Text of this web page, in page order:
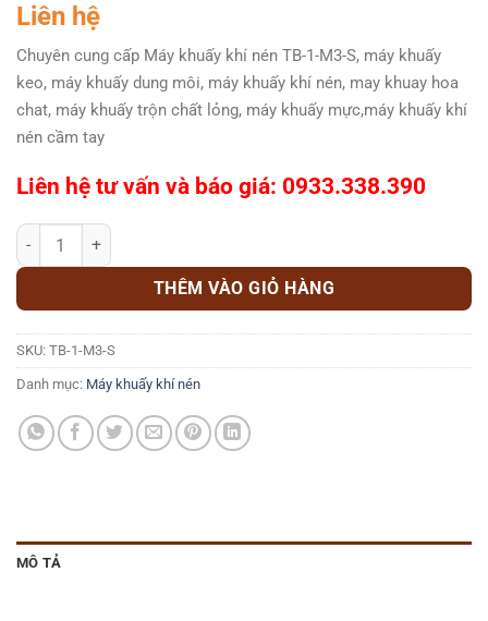
Liên hệ
Chuyên cung cấp Máy khuấy khí nén TB-1-M3-S, máy khuấy
keo, máy khuấy dung môi, máy khuấy khí nén, may khuay hoa
chat, máy khuấy trộn chất lỏng, máy khuấy mực,máy khuấy khí
nén cầm tay
Liên hệ tư vấn và báo giá: 0933.338.390
Máy khuấy khí nén TB-1-M3-S số lượng
THÊM VÀO GIỎ HÀNG
SKU: TB-1-M3-S
Danh mục: Máy khuấy khí nén
MÔ TẢ